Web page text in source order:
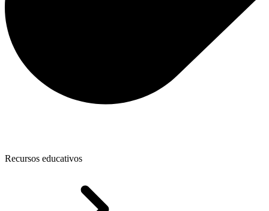
Recursos educativos